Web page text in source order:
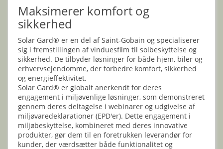
Maksimerer komfort og
sikkerhed
Solar Gard® er en del af Saint-Gobain og specialiserer
sig i fremstillingen af vinduesfilm til solbeskyttelse og
sikkerhed. De tilbyder løsninger for både hjem, biler og
erhvervsejendomme, der forbedre komfort, sikkerhed
og energieffektivitet.
Solar Gard® er globalt anerkendt for deres
engagement i miljøvenlige løsninger, som demonstreret
gennem deres deltagelse i webinarer og udgivelse af
miljøvaredeklarationer (EPD'er). Dette engagement i
miljøbeskyttelse, kombineret med deres innovative
produkter, gør dem til en foretrukken leverandør for
kunder, der værdsætter både funktionalitet og